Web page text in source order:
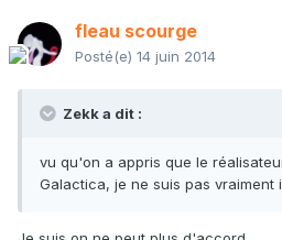
fleau scourge
Posté(e) 14 juin 2014
Zekk a dit :
vu qu'on a appris que le
Galactica, je ne suis pas vraiment